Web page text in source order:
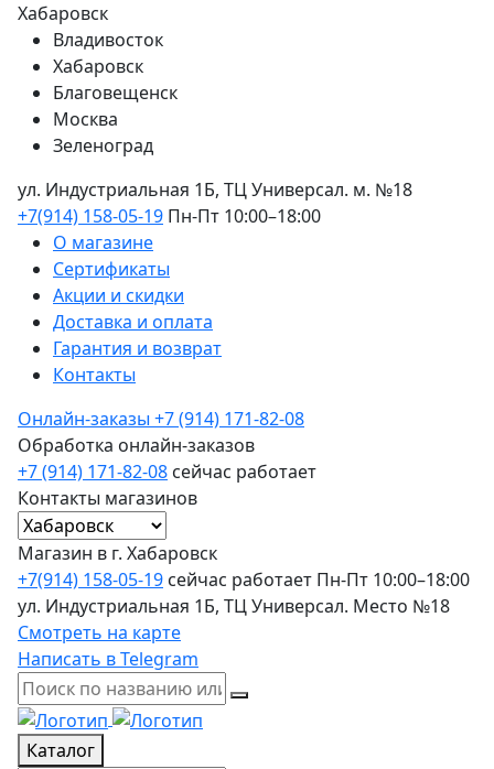
Хабаровск
Владивосток
Хабаровск
Благовещенск
Москва
Зеленоград
ул. Индустриальная 1Б, ТЦ Универсал. м. №18
+7(914) 158-05-19 Пн-Пт 10:00–18:00
О магазине
Сертификаты
Акции и скидки
Доставка и оплата
Гарантия и возврат
Контакты
Онлайн-заказы +7 (914) 171-82-08
Обработка онлайн-заказов
+7 (914) 171-82-08 сейчас работает
Контакты магазинов
Магазин в г. Хабаровск
+7(914) 158-05-19 сейчас работает Пн-Пт 10:00–18:00
ул. Индустриальная 1Б, ТЦ Универсал. Место №18
Смотреть на карте
Написать в Telegram
Каталог